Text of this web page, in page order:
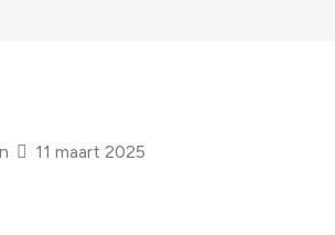
11 maart 2025